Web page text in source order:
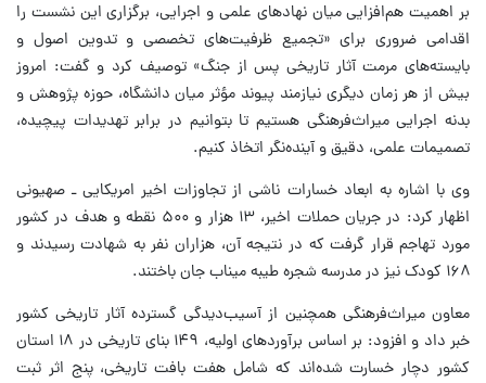
بر اهمیت هم‌افزایی میان نهادهای علمی و اجرایی، برگزاری این نشست را
اقدامی ضروری برای «تجمیع ظرفیت‌های تخصصی و تدوین اصول و
بایسته‌های مرمت آثار تاریخی پس از جنگ» توصیف کرد و گفت: امروز
بیش از هر زمان دیگری نیازمند پیوند مؤثر میان دانشگاه، حوزه پژوهش و
بدنه اجرایی میراث‌فرهنگی هستیم تا بتوانیم در برابر تهدیدات پیچیده،
تصمیمات علمی، دقیق و آینده‌نگر اتخاذ کنیم.
وی با اشاره به ابعاد خسارات ناشی از تجاوزات اخیر امریکایی ـ صهیونی
اظهار کرد: در جریان حملات اخیر، ۱۳ هزار و ۵۰۰ نقطه و هدف در کشور
مورد تهاجم قرار گرفت که در نتیجه آن، هزاران نفر به شهادت رسیدند و
۱۶۸ کودک نیز در مدرسه شجره طیبه میناب جان باختند.
معاون میراث‌فرهنگی همچنین از آسیب‌دیدگی گسترده آثار تاریخی کشور
خبر داد و افزود: بر اساس برآوردهای اولیه، ۱۴۹ بنای تاریخی در ۱۸ استان
کشور دچار خسارت شده‌اند که شامل هفت بافت تاریخی، پنج اثر ثبت